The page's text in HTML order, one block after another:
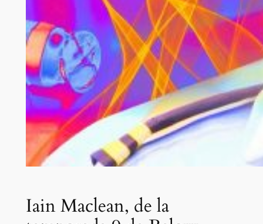
Iain Maclean, de la